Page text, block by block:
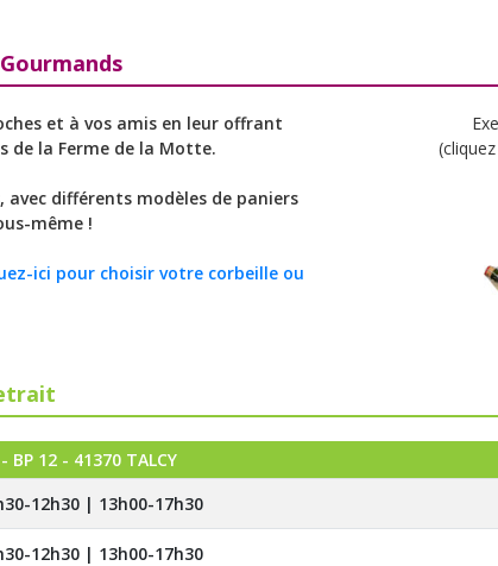
et à vos amis en leur offrant
de la Ferme de la Motte.
avec différents modèles de paniers
même !
ici pour choisir votre corbeille ou
BP 12 - 41370 TALCY
12h30 | 13h00-17h30
12h30 | 13h00-17h30